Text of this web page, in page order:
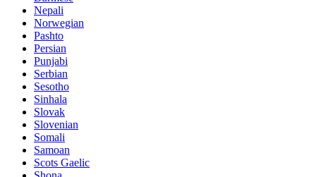
Nepali
Norwegian
Pashto
Persian
Punjabi
Serbian
Sesotho
Sinhala
Slovak
Slovenian
Somali
Samoan
Scots Gaelic